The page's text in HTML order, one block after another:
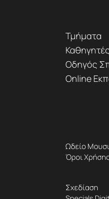
Τμήματα
Καθηγητές
Οδηγός
Online
Ωδείο
Όροι
Σχεδίαση